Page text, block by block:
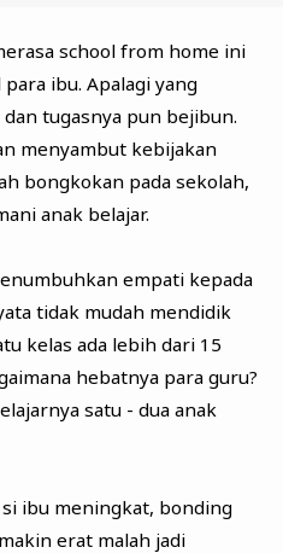
school from home ini
ibu. Apalagi yang
tugasnya pun bejibun.
menyambut kebijakan
bongkokan pada sekolah,
anak belajar.
empati kepada
tidak mudah mendidik
kelas ada lebih dari 15
hebatnya para guru?
satu - dua anak
ibu meningkat, bonding
erat malah jadi